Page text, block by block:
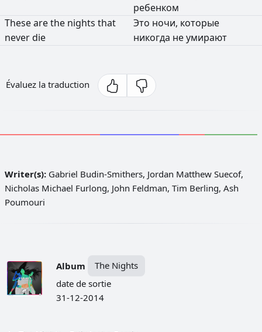
ребенком
Thesearethe nights that
neverdie
Это ночи, которые
никогда неумирают
Évaluez la traduction
Writer(s): Gabriel Budin-Smithers, Jordan Matthew Suecof,
Nicholas Michael Furlong, John Feldman, Tim Berling, Ash
Poumouri
Album
The Nights
date de sortie
31-12-2014